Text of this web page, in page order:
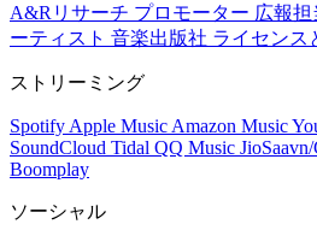
A&Rリサーチ プロモーター 広報担
ーティスト 音楽出版社 ライセンス
ストリーミング
Spotify Apple Music Amazon Music
SoundCloud Tidal QQ Music JioSaavn/
Boomplay
ソーシャル